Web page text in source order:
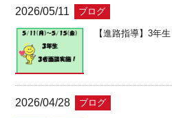
2026/05/11 ブログ
【進路指導】3年
2026/04/28 ブログ